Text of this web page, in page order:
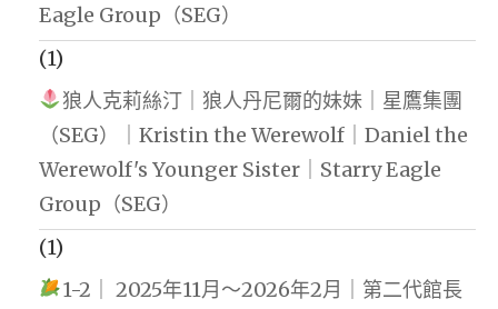
Eagle Group（SEG）
(1)
狼人克莉絲汀｜狼人丹尼爾的妹妹｜星鷹集團
（SEG）｜Kristin the Werewolf｜Daniel the
Werewolf's Younger Sister｜Starry Eagle
Group（SEG）
(1)
1-2｜ 2025年11月～2026年2月｜第二代館長